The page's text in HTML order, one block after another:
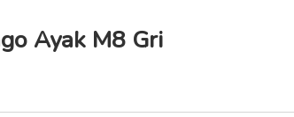
Ayak M8 Gri